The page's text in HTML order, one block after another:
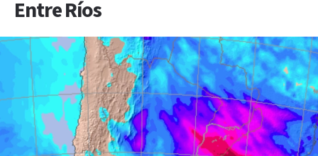
Entre Ríos